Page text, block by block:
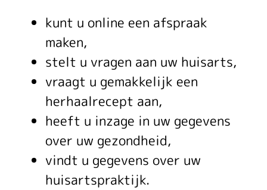
e
a
p
p
kunt u online een afspraak
maken,
stelt u vragen aan uw huisarts,
vraagt u gemakkelijk een
herhaalrecept aan,
heeft u inzage in uw gegevens
over uw gezondheid,
vindt u gegevens over uw
huisartspraktijk.